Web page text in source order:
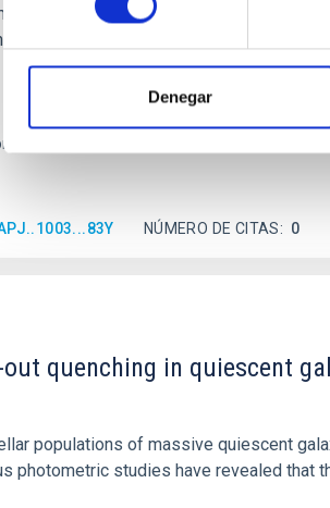
Denegar
model of star formation, we
et al. showed instead, however, that
NÚMERO DE CITAS 0
quenching in quiescent
populations of massive quiescent
photometric studies have revealed that